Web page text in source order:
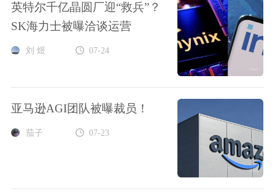
英特尔千亿晶圆厂迎“救兵”？
SK海力士被曝洽谈运营
刘 煜 07-24
亚马逊AGI团队被曝裁员！
茄子 07-23